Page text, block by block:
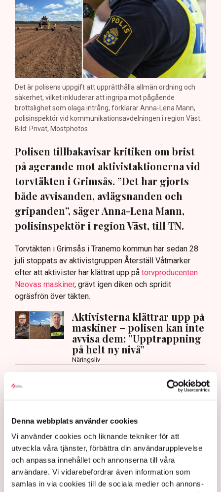
Denna webbplats använder cookies
Vi använder cookies och liknande tekniker för att
utveckla våra tjänster, förbättra din användarupplevelse
och anpassa innehållet och annonserna till våra
användare. Vi vidarebefordrar även information som
samlas in via cookies till de sociala medier och annons-
Det är polisens uppgift att upprätthålla allmän ordning och
säkerhet, vilket inkluderar att ingripa mot pågående
brottslighet som olaga intrång, förklarar Anna-Lena Mann,
polisinspektör vid kommunikationsavdelningen i region Väst.
Bild: Privat, Mostphotos
Polisen tillbakavisar kritiken om brist
på agerande mot aktivistaktionerna vid
torvtäkten i Grimsås. ”Det har gjorts
både avvisanden, avlägsnanden och
gripanden”, säger Anna-Lena Mann,
polisinspektör i region Väst, till TN.
Torvtäkten i Grimsås i Tranemo kommun har sedan 28
juli stoppats av aktivistgruppen Återställ Våtmarker
efter att aktivister har klättrat upp på torvproducenten
Neovas maskiner, grävt igen diken och spridit
ogräsfrön över täkten.
Aktivisterna klättrar upp på
maskiner – polisen kan inte
avvisa dem: ”Upptrappning
på helt ny nivå”
Näringsliv
sedan 28 juli.
Polisen kritiseras för bristande agerande vid
aktionerna.
Polisinspektör Anna-Lena Mann förklarar polisens
agerande på plats.
40 personer misstänks med cirka 120